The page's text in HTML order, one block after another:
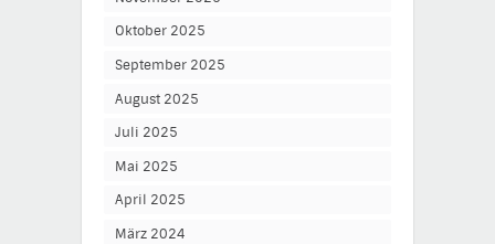
Oktober 2025
September 2025
August 2025
Juli 2025
Mai 2025
April 2025
März 2024